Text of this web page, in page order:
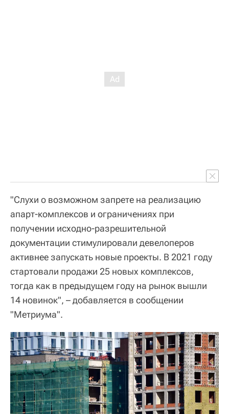
"Слухи о возможном запрете на реализацию
апарт-комплексов и ограничениях при
получении исходно-разрешительной
документации стимулировали девелоперов
активнее запускать новые проекты. В 2021 году
стартовали продажи 25 новых комплексов,
тогда как в предыдущем году на рынок вышли
14 новинок", – добавляется в сообщении
"Метриума".